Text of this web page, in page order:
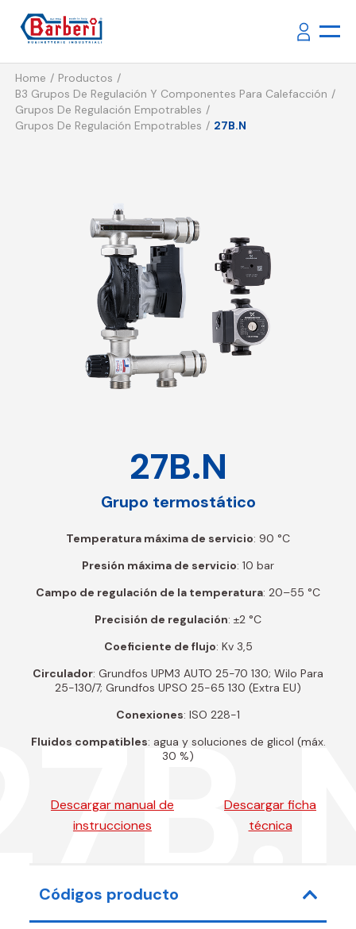
Home
Productos
B3 Grupos De Regulación Y Componentes Para Calefacción
Grupos De Regulación Empotrables
Grupos De Regulación Empotrables
27B.N
27B.N
Grupo termostático
Temperatura máxima de servicio: 90 °C
Presión máxima de servicio: 10 bar
Campo de regulación de la temperatura: 20–55 °C
Precisión de regulación: ±2 °C
Coeficiente de flujo: Kv 3,5
Circulador: Grundfos UPM3 AUTO 25-70 130; Wilo Para
25-130/7; Grundfos UPSO 25-65 130 (Extra EU)
Conexiones: ISO 228-1
Fluidos compatibles: agua y soluciones de glicol (máx.
30 %)
Descargar manual de
instrucciones
Descargar ficha
técnica
Códigos producto